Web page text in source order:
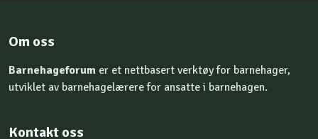
Om oss
Barnehageforum er et nettbasert verktøy for barnehager,
utviklet av barnehagelærere for ansatte i barnehagen.
Kontakt oss